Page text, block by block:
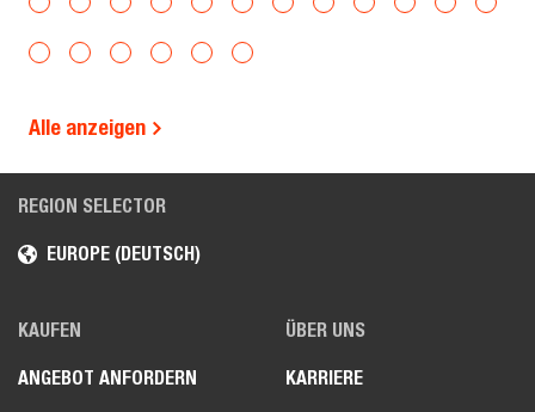
Alle anzeigen
REGION SELECTOR
EUROPE (DEUTSCH)
KAUFEN
ANGEBOT ANFORDERN
ÜBER UNS
KARRIERE